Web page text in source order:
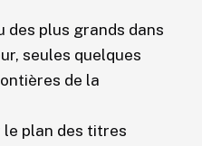
des plus grands dans
seules quelques
de la
le plan des titres